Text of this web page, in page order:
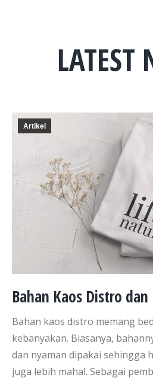
LATEST
Artikel
Bahan Kaos Distro
Bahan kaos distro memang
kebanyakan. Biasanya,
dan nyaman dipakai sehingga
juga lebih mahal. Sebagai